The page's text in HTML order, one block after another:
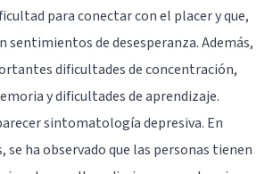
para conectar con el placer y que,
sentimientos de desesperanza. Además,
dificultades de concentración,
y dificultades de aprendizaje.
sintomatología depresiva. En
se ha observado que las personas tienen